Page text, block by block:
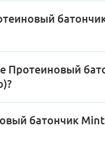
Протеиновый
батончик Mint